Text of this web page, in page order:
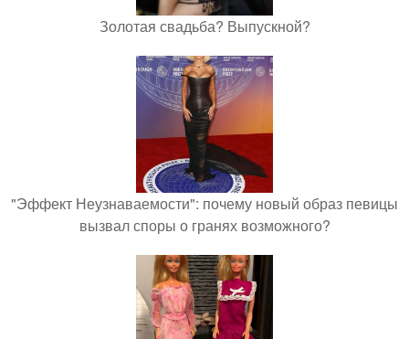
Золотая свадьба? Выпускной?
"Эффект Неузнаваемости": почему новый образ певицы
вызвал споры о гранях возможного?